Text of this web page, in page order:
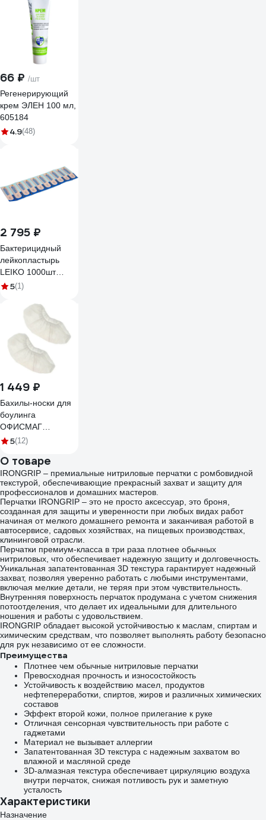
66 ₽ /шт
Регенерирующий
крем ЭЛЕН 100 мл,
605184
4.9(48)
2 795 ₽
Бактерицидный
лейкопластырь
LEIKO 1000шт
1,9х7,2 см на
телесного цвета
213575 630249
5(1)
1 449 ₽
Бахилы-носки для
боулинга
ОФИСМАГ
МЕДСЕРВИС
медицины, 500 пар,
ш/к 56515 631644
5(12)
О товаре
IRONGRIP – премиальные нитриловые перчатки с ромбовидной
текстурой, обеспечивающие прекрасный захват и защиту для
профессионалов и домашних мастеров.
Перчатки IRONGRIP – это не просто аксессуар, это броня,
созданная для защиты и уверенности при любых видах работ
начиная от мелкого домашнего ремонта и заканчивая работой в
автосервисе, садовых хозяйствах, на пищевых производствах,
клининговой отрасли.
Перчатки премиум-класса в три раза плотнее обычных
нитриловых, что обеспечивает надежную защиту и долговечность.
Уникальная запатентованная 3D текстура гарантирует надежный
захват, позволяя уверенно работать с любыми инструментами,
включая мелкие детали, не теряя при этом чувствительность.
Внутренняя поверхность перчаток продумана с учетом снижения
потоотделения, что делает их идеальными для длительного
ношения и работы с удовольствием.
IRONGRIP обладает высокой устойчивостью к маслам, спиртам и
химическим средствам, что позволяет выполнять работу безопасно
для рук независимо от ее сложности.
Преимущества
Плотнее чем обычные нитриловые перчатки
Превосходная прочность и износостойкость
Устойчивость к воздействию масел, продуктов
нефтепереработки, спиртов, жиров и различных химических
составов
Эффект второй кожи, полное прилегание к руке
Отличная сенсорная чувствительность при работе с
гаджетами
Материал не вызывает аллергии
Запатентованная 3D текстура с надежным захватом во
влажной и масляной среде
3D-алмазная текстура обеспечивает циркуляцию воздуха
внутри перчаток, снижая потливость рук и заметную
усталость
Характеристики
Назначение